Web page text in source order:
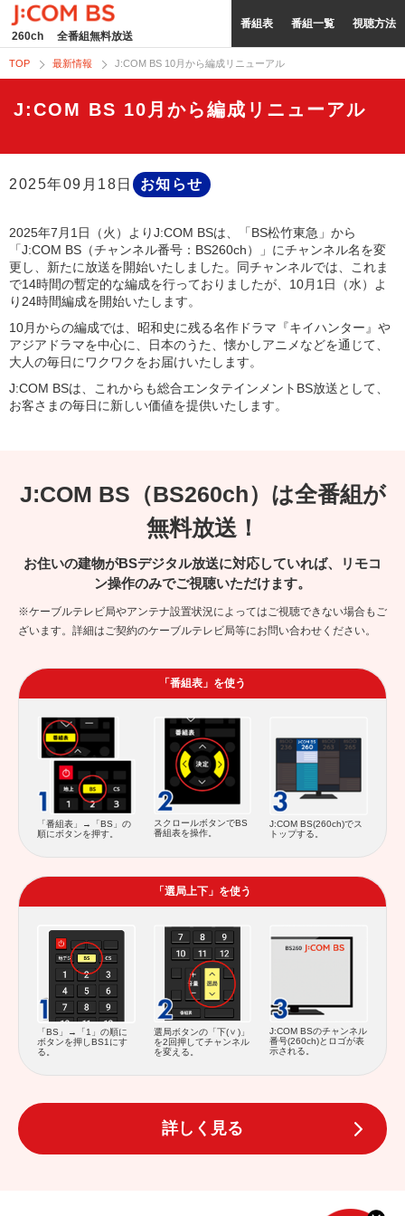
260ch 全番組無料放送
番組表 番組一覧 視聴方法
TOP 最新情報 J:COM BS 10月から編成リニューアル
J:COM BS 10月から編成リニューアル
2025年09月18日 お知らせ
2025年7月1日（火）よりJ:COM BSは、「BS松竹東急」から
「J:COM BS（チャンネル番号：BS260ch）」にチャンネル名を変
更し、新たに放送を開始いたしました。同チャンネルでは、これま
で14時間の暫定的な編成を行っておりましたが、10月1日（水）よ
り24時間編成を開始いたします。
10月からの編成では、昭和史に残る名作ドラマ『キイハンター』や
アジアドラマを中心に、日本のうた、懐かしアニメなどを通じて、
大人の毎日にワクワクをお届けいたします。
J:COM BSは、これからも総合エンタテインメントBS放送として、
お客さまの毎日に新しい価値を提供いたします。
J:COM BS（BS260ch）は全番組が
無料放送！
お住いの建物がBSデジタル放送に対応していれば、リモコ
ン操作のみでご視聴いただけます。
※ケーブルテレビ局やアンテナ設置状況によってはご視聴できない場合もご
ざいます。詳細はご契約のケーブルテレビ局等にお問い合わせください。
「番組表」を使う
「番組表」→「BS」の
順にボタンを押す。
スクロールボタンでBS
番組表を操作。
J:COM BS(260ch)でス
トップする。
「選局上下」を使う
「BS」→「1」の順に
ボタンを押しBS1にす
る。
選局ボタンの「下(
)」
を2回押してチャンネル
を変える。
J:COM BSのチャンネル
番号(260ch)とロゴが表
示される。
詳しく見る